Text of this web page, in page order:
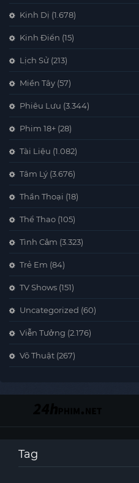
Kinh Dị (1.678)
Kinh Điển (15)
Lịch Sử (213)
Miền Tây (57)
Phiêu Lưu (3.344)
Phim 18+ (28)
Tài Liệu (1.082)
Tâm Lý (3.676)
Thần Thoại (18)
Thể Thao (105)
Tình Cảm (3.323)
Trẻ Em (84)
TV Shows (151)
Uncategorized (60)
Viễn Tưởng (2.176)
Võ Thuật (267)
Tag